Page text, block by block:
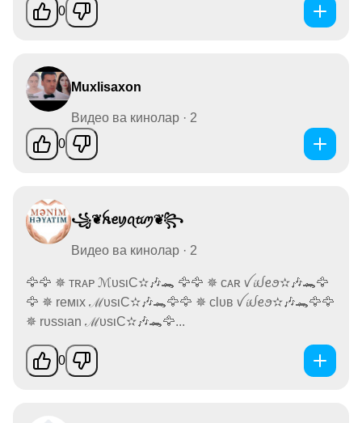
0
Muxlisaxon
Видео ва кинолар · 2
0
꧁❦︎ꫝꫀꪗꪖ𝓽𝓲ꪑ❦︎꧂
Видео ва кинолар · 2
🦅🦅 ✵ ᴛʀᴀᴘ ℳυsιC✫🎶🐊 🦅🦅 ✵ ᴄᴀʀ ꪜ𝓲ᦔꫀꪮ✫🎶🐊🦅
🦅 ✵ reмιх ℳυsιC✫🎶🐊🦅🦅 ✵ clυв ꪜ𝓲ᦔꫀꪮ✫🎶🐊🦅🦅
✵ rυѕѕιan ℳυsιC✫🎶🐊🦅...
0